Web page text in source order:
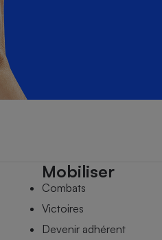
Mobiliser
Combats
Victoires
Devenir adhérent